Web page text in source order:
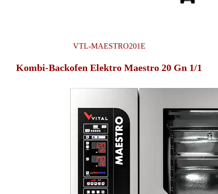
VTL-MAESTRO201E
Kombi-Backofen Elektro Maestro 20 Gn 1/1